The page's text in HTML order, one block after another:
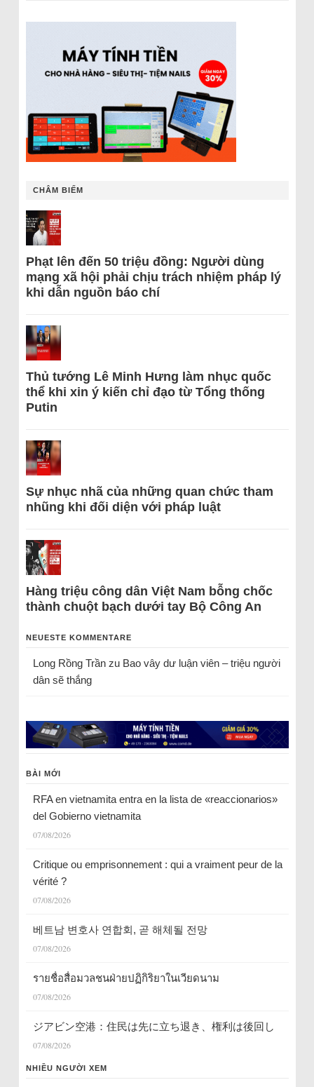
CHÂM BIẾM
Phạt lên đến 50 triệu đồng: Người dùng
mạng xã hội phải chịu trách nhiệm pháp lý
khi dẫn nguồn báo chí
Thủ tướng Lê Minh Hưng làm nhục quốc
thể khi xin ý kiến chỉ đạo từ Tổng thống
Putin
Sự nhục nhã của những quan chức tham
nhũng khi đối diện với pháp luật
Hàng triệu công dân Việt Nam bỗng chốc
thành chuột bạch dưới tay Bộ Công An
NEUESTE KOMMENTARE
Long Rồng Trầnzu Bao vây dư luận viên – triệu người
dân sẽ thắng
BÀI MỚI
RFA en vietnamita entra en la lista de «reaccionarios»
del Gobierno vietnamita
07/08/2026
Critique ou emprisonnement : qui a vraiment peur de la
vérité ?
07/08/2026
베트남 변호사 연합회, 곧 해체될 전망
07/08/2026
รายชื่อสื่อมวลชนฝ่ายปฏิกิริยาในเวียดนาม
07/08/2026
ジアビン空港：住民は先に立ち退き、権利は後回し
07/08/2026
NHIỀU NGƯỜI XEM